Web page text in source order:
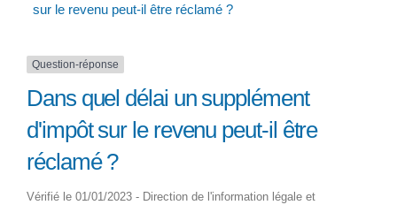
sur le revenu peut-il être réclamé ?
Question-réponse
Dans quel délai un supplément
d'impôt sur le revenu peut-il être
réclamé ?
Vérifié le 01/01/2023 - Direction de l'information légale et